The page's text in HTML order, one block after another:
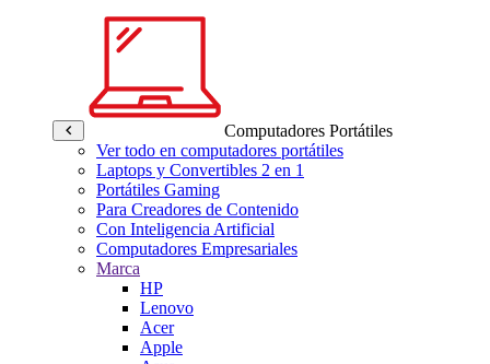
Computadores Portátiles
Ver todo en computadores portátiles
Laptops y Convertibles 2 en 1
Portátiles Gaming
Para Creadores de Contenido
Con Inteligencia Artificial
Computadores Empresariales
Marca
HP
Lenovo
Acer
Apple